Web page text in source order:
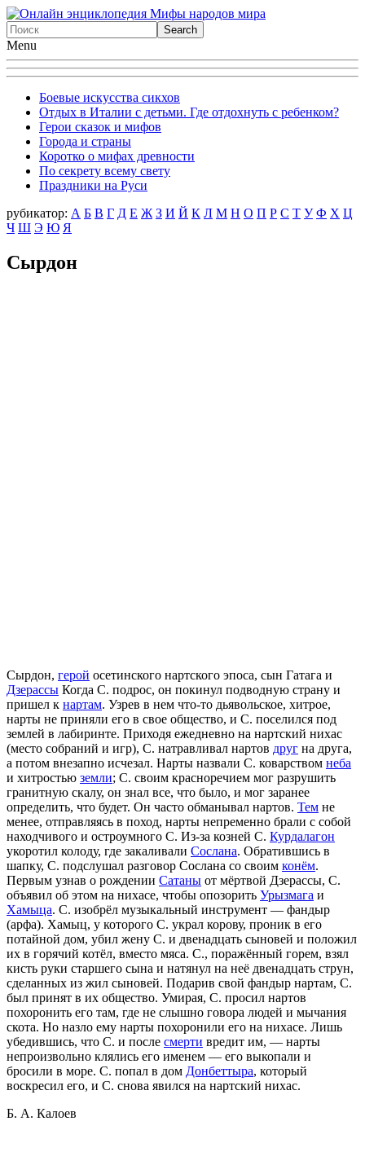
Menu
Боевые искусства сикхов
Отдых в Италии с детьми. Где отдохнуть с ребенком?
Герои сказок и мифов
Города и страны
Коротко о мифах древности
По секрету всему свету
Праздники на Руси
рубикатор: А Б В Г Д Е Ж З И Й К Л М Н О П Р С Т У Ф X Ц
Ч Ш Э Ю Я
Сырдон
Сырдон, герой осетинского нартского эпоса, сын Гатага и
Дзерассы Когда С. подрос, он покинул подводную страну и
пришел к нартам. Узрев в нем что-то дьявольское, хитрое,
нарты не приняли его в свое общество, и С. поселился под
землей в лабиринте. Приходя ежедневно на нартский нихас
(место собраний и игр), С. натравливал нартов друг на друга,
а потом внезапно исчезал. Нарты назвали С. коварством неба
и хитростью земли; С. своим красноречием мог разрушить
гранитную скалу, он знал все, что было, и мог заранее
определить, что будет. Он часто обманывал нартов. Тем не
менее, отправляясь в поход, нарты непременно брали с собой
находчивого и остроумного С. Из-за козней С. Курдалагон
укоротил колоду, где закаливали Сослана. Обратившись в
шапку, С. подслушал разговор Сослана со своим конём.
Первым узнав о рождении Сатаны от мёртвой Дзерассы, С.
объявил об этом на нихасе, чтобы опозорить Урызмага и
Хамыца. С. изобрёл музыкальный инструмент — фандыр
(арфа). Хамыц, у которого С. украл корову, проник в его
потайной дом, убил жену С. и двенадцать сыновей и положил
их в горячий котёл, вместо мяса. С., поражённый горем, взял
кисть руки старшего сына и натянул на неё двенадцать струн,
сделанных из жил сыновей. Подарив свой фандыр нартам, С.
был принят в их общество. Умирая, С. просил нартов
похоронить его там, где не слышно говора людей и мычания
скота. Но назло ему нарты похоронили его на нихасе. Лишь
убедившись, что С. и после смерти вредит им, — нарты
непроизвольно клялись его именем — его выкопали и
бросили в море. С. попал в дом Донбеттыра, который
воскресил его, и С. снова явился на нартский нихас.
Б. А. Калоев